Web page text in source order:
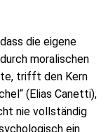
die eigene
moralischen
trifft den Kern
(Elias Canetti),
nie vollständig
ein